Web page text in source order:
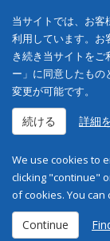
当サイトでは、お
利用しています。お
き続き当サイトを
ー」に同意したもの
変更が可能です。
続ける 詳細
We use cookies to
clicking "continue"
of cookies. You
Continue